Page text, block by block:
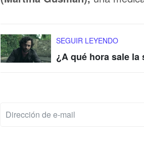
SEGUIR LEYENDO
¿A qué hora sale la